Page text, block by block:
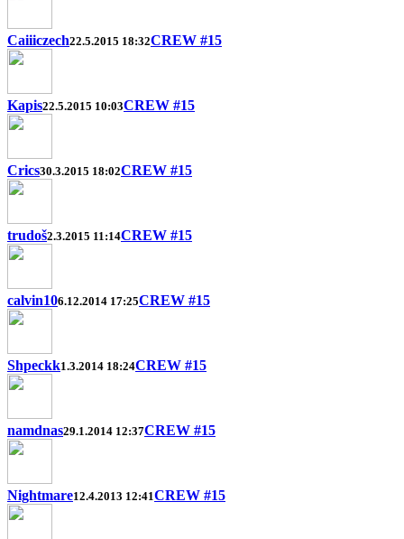
Caiiiczech22.5.2015 18:32CREW #15
Kapis22.5.2015 10:03CREW #15
Crics30.3.2015 18:02CREW #15
trudoš2.3.2015 11:14CREW #15
calvin106.12.2014 17:25CREW #15
Shpeckk1.3.2014 18:24CREW #15
namdnas29.1.2014 12:37CREW #15
Nightmare12.4.2013 12:41CREW #15